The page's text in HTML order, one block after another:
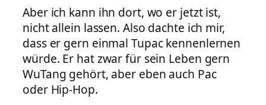
Aber ich kann ihn dort, wo er jetzt ist,
nicht allein lassen. Also dachte ich mir,
dass er gern einmal Tupac kennenlernen
würde. Er hat zwar für sein Leben gern
WuTang gehört, aber eben auch Pac
oder Hip-Hop.